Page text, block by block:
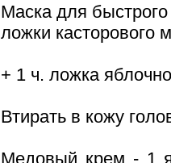
Маска для
ложки касторового
+ 1 ч. ложка
Втирать в кожу
Медовый крем - 1